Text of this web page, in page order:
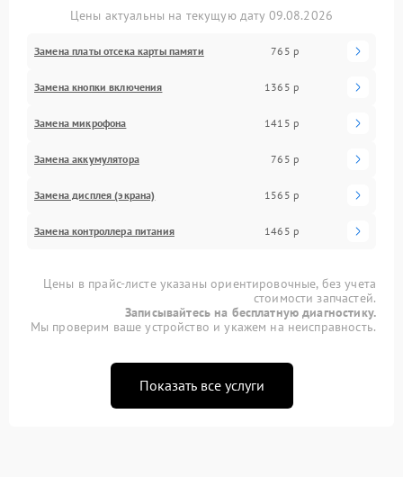
Цены актуальны на текущую дату 09.08.2026
Замена платы отсека карты памяти 765 р
Замена кнопки включения 1365 р
Замена микрофона 1415 р
Замена аккумулятора 765 р
Замена дисплея (экрана) 1565 р
Замена контроллера питания 1465 р
Цены в прайс-листе указаны ориентировочные, без учета
стоимости запчастей.
Записывайтесь на бесплатную диагностику.
Мы проверим ваше устройство и укажем на неисправность.
Показать все услуги